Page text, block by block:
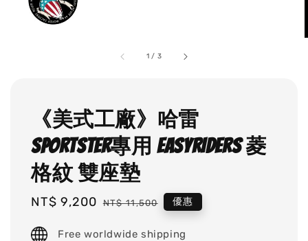
1 / 3
《美式工廠》哈雷
SPORTSTER專用 EASYRIDERS 菱
格紋 雙座墊
Sale
NT$ 9,200 Regular
NT$ 11,500 優惠
Free worldwide shipping